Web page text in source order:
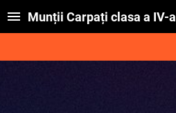
Munții Carpați clasa a IV-a